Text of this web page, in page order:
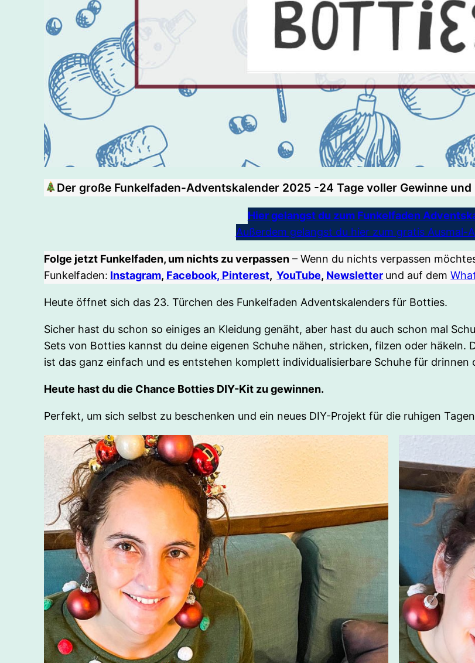
Der große Funkelfaden-Adventskalender 2025 -24 Tage voller Gewinne und
Hier gelangst du zum Funkelfaden
Außerdem gelangst du hier zum gratis Ausmal-
Folge jetzt Funkelfaden, um nichts zu verpassen – Wenn du nichts verpassen
Funkelfaden: Instagram, Facebook, Pinterest,YouTube, Newsletter und auf dem
Heute öffnet sich das 23. Türchen des Funkelfaden Adventskalenders für Botties.
Sicher hast du schon so einiges an Kleidung genäht, aber hast du auch schon mal
Sets von Botties kannst du deine eigenen Schuhe nähen, stricken, filzen oder häkeln.
ist das ganz einfach und es entstehen komplett individualisierbare Schuhe für drinnen
Heute hast du die Chance Botties DIY-Kit zu gewinnen.
Perfekt, um sich selbst zu beschenken und ein neues DIY-Projekt für die ruhigen